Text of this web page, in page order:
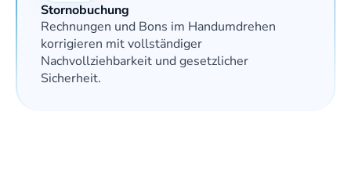
Stornobuchung
Rechnungen und Bons im Handumdrehen
korrigieren mit vollständiger
Nachvollziehbarkeit und gesetzlicher
Sicherheit.